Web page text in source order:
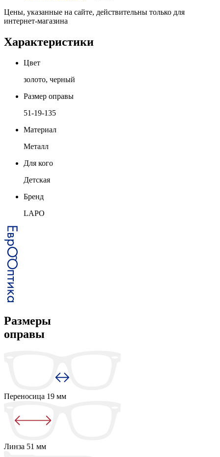
Цены, указанные на сайте, действительны только для
интернет-магазина
Характеристики
Цвет
золото, черный
Размер оправы
51-19-135
Материал
Металл
Для кого
Детская
Бренд
LAPO
Размеры
оправы
Переносица 19 мм
Линза 51 мм